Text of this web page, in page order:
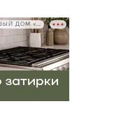
РЕКЛАМА • ООО СТРОИТЕЛЬНЫЙ ТОРГОВЫЙ ДОМ «ПЕТРОВИЧ», ИНН 7802348846